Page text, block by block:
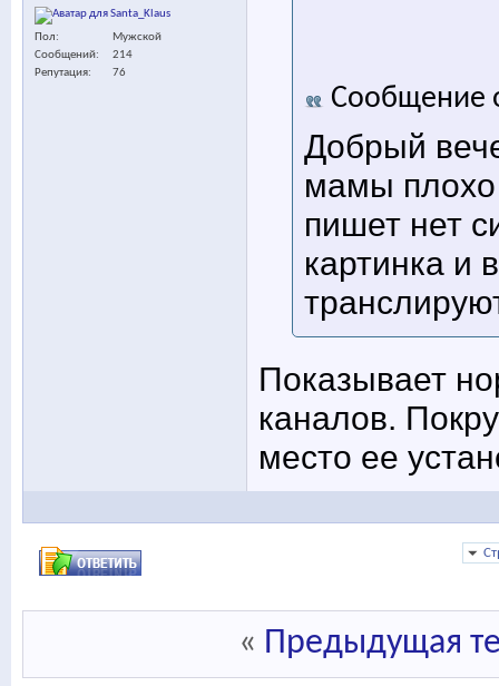
Пол
Мужской
Сообщений
214
Репутация
76
Сообщение
Добрый
мамы плохо
пишет нет
картинка и
Показывает
каналов.
место ее
« Предыдущая